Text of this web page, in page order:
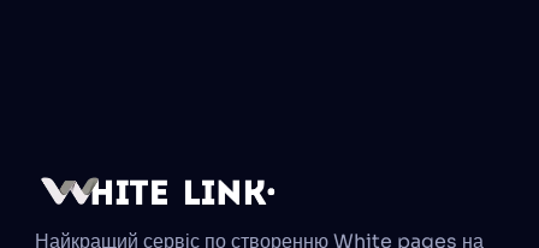
Найкращий сервіс по створенню White pages на